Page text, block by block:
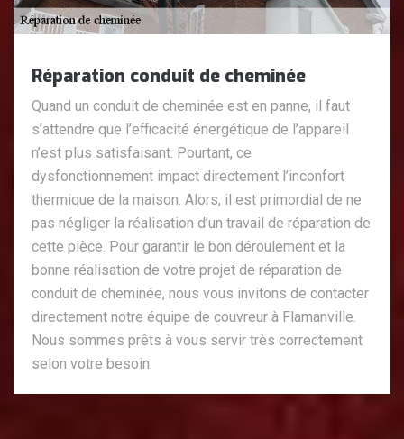
Réparation conduit de cheminée
Quand un conduit de cheminée est en panne, il faut
s’attendre que l’efficacité énergétique de l’appareil
n’est plus satisfaisant. Pourtant, ce
dysfonctionnement impact directement l’inconfort
thermique de la maison. Alors, il est primordial de ne
pas négliger la réalisation d’un travail de réparation de
cette pièce. Pour garantir le bon déroulement et la
bonne réalisation de votre projet de réparation de
conduit de cheminée, nous vous invitons de contacter
directement notre équipe de couvreur à Flamanville.
Nous sommes prêts à vous servir très correctement
selon votre besoin.